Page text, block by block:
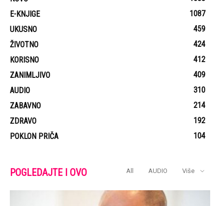
E-KNJIGE
1087
UKUSNO
459
ŽIVOTNO
424
KORISNO
412
ZANIMLJIVO
409
AUDIO
310
ZABAVNO
214
ZDRAVO
192
POKLON PRIČA
104
POGLEDAJTE I OVO All AUDIO Više